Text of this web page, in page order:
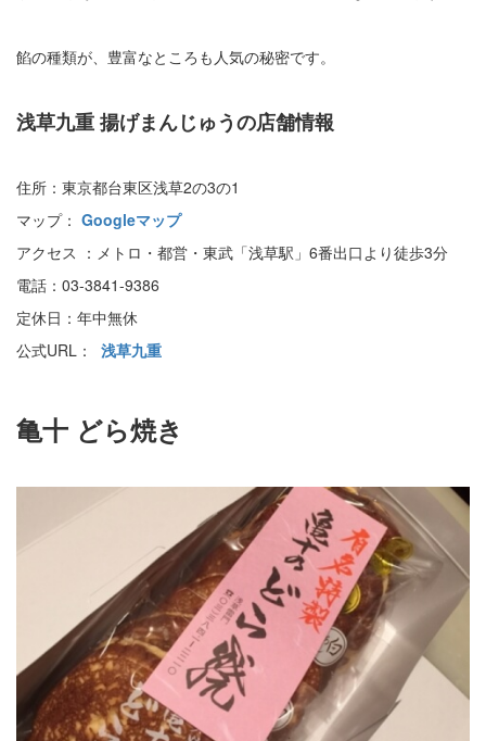
餡の種類が、豊富なところも人気の秘密です。
浅草九重 揚げまんじゅうの店舗情報
住所：東京都台東区浅草2の3の1
マップ： Googleマップ
アクセス ：メトロ・都営・東武「浅草駅」6番出口より徒歩3分
電話：03-3841-9386
定休日：年中無休
公式URL： 浅草九重
亀十 どら焼き